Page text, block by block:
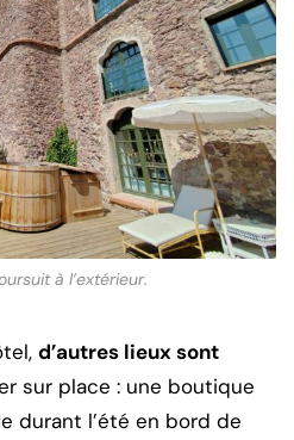
à l’extérieur.
d’autres lieux sont
sur place : une boutique
durant l’été en bord de